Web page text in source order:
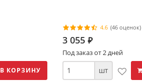
В КОРЗИНУ
4.6 (46 оценок)
3 055 ⃏
Под заказ от 2 дней
шт